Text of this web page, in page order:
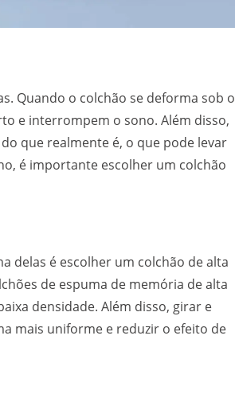
Quando o colchão se deforma sob o
e interrompem o sono. Além disso,
que realmente é, o que pode levar
é importante escolher um colchão
delas é escolher um colchão de alta
de espuma de memória de alta
densidade. Além disso, girar e
mais uniforme e reduzir o efeito de